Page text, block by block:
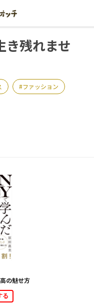
き残れませ
ファッション
の魅せ方
る